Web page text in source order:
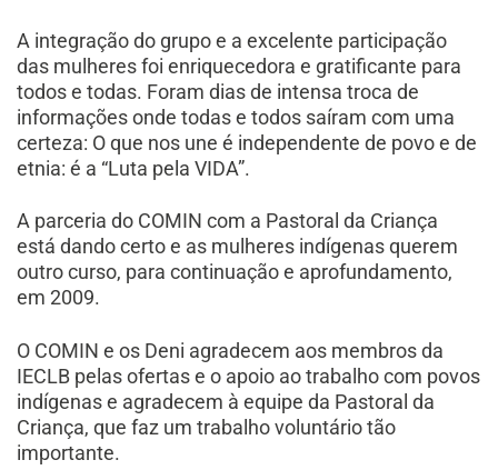
A integração do grupo e a excelente participação
das mulheres foi enriquecedora e gratificante para
todos e todas. Foram dias de intensa troca de
informações onde todas e todos saíram com uma
certeza: O que nos une é independente de povo e de
etnia: é a “Luta pela VIDA”.
A parceria do COMIN com a Pastoral da Criança
está dando certo e as mulheres indígenas querem
outro curso, para continuação e aprofundamento,
em 2009.
O COMIN e os Deni agradecem aos membros da
IECLB pelas ofertas e o apoio ao trabalho com povos
indígenas e agradecem à equipe da Pastoral da
Criança, que faz um trabalho voluntário tão
importante.